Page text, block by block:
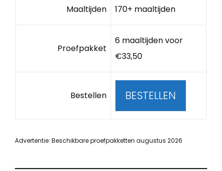
Maaltijden 170+ maaltijden
Proefpakket
6 maaltijden voor
€33,50
Bestellen BESTELLEN
Advertentie: Beschikbare proefpakketten augustus 2026